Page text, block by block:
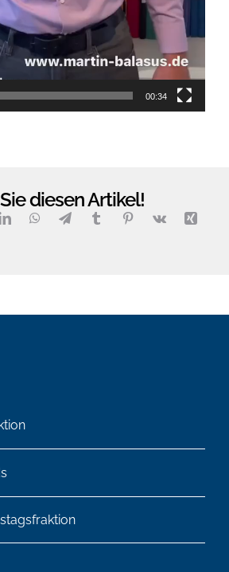
00:34
diesen Artikel!